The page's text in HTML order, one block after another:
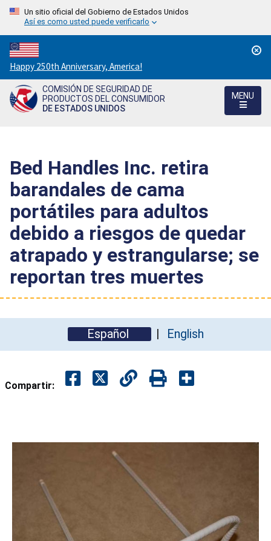
Un sitio oficial del Gobierno de Estados Unidos
Así es como usted puede verificarlo
Countdown
to
America's
250th
Happy 250th Anniversary, America!
COMISIÓN DE SEGURIDAD DE
PRODUCTOS DEL CONSUMIDOR
DE ESTADOS UNIDOS
MENU
Bed Handles Inc. retira
barandales de cama
portátiles para adultos
debido a riesgos de quedar
atrapado y estrangularse; se
reportan tres muertes
Español English
Compartir: